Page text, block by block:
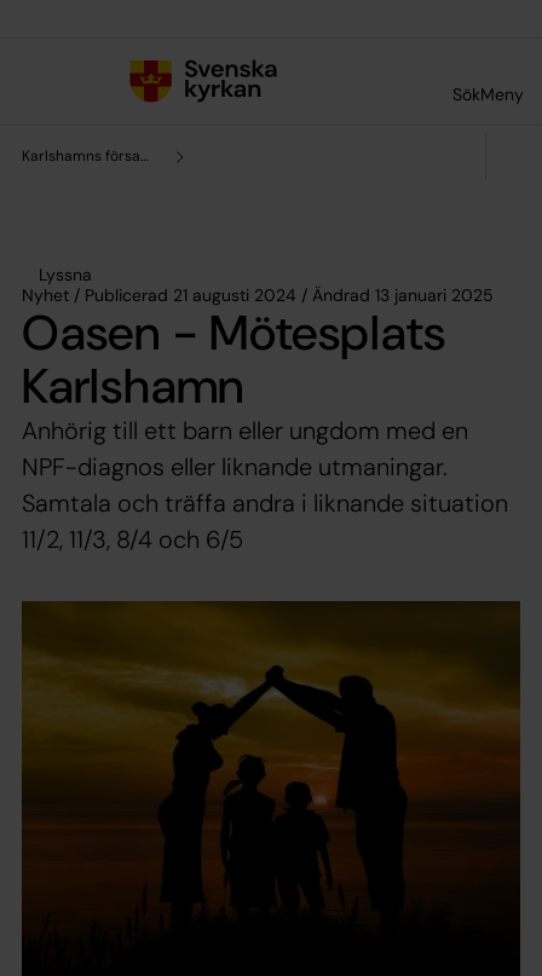
SökMeny
Karlshamns församling
Lyssna
Nyhet / Publicerad 21 augusti 2024 / Ändrad 13 januari 2025
Oasen - Mötesplats
Karlshamn
Anhörig till ett barn eller ungdom med en
NPF-diagnos eller liknande utmaningar.
Samtala och träffa andra i liknande situation
11/2, 11/3, 8/4 och 6/5